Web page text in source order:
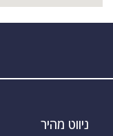
ניווט מהיר